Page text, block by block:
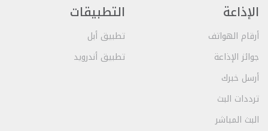
الإذاعة
أرقام الهواتف
جوائز الإذاعة
أرسل خبرك
ترددات البث
البث المباشر
التطبيقات
تطبيق أبل
تطبيق أندرويد